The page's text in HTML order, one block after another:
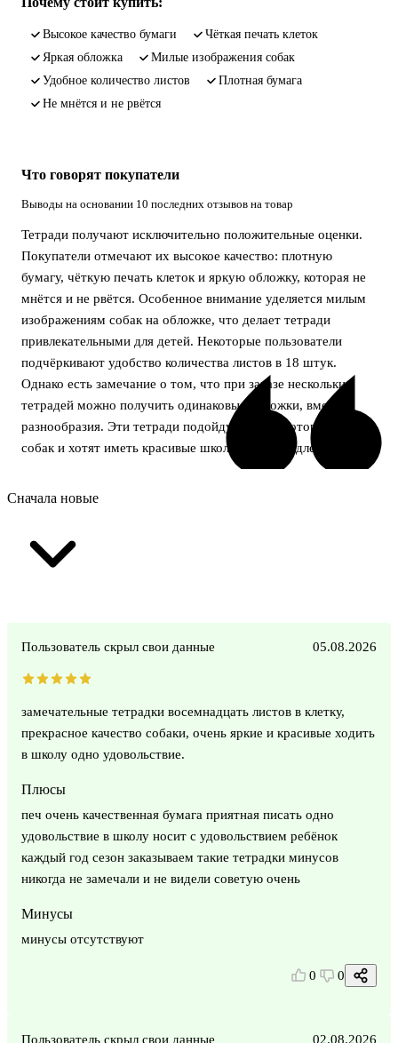
высокое качество бумаги
чёткая печать клеток
яркая обложка
милые изображения собак
удобное количество листов
плотная бумага
не мнётся и не рвётся
Что говорят покупатели
Выводы на основании 10 последних отзывов на товар
Тетради получают исключительно положительные оценки.
Покупатели отмечают их высокое качество: плотную
бумагу, чёткую печать клеток и яркую обложку, которая не
мнётся и не рвётся. Особенное внимание уделяется милым
изображениям собак на обложке, что делает тетради
привлекательными для детей. Некоторые пользователи
подчёркивают удобство количества листов в 18 штук.
Однако есть замечание о том, что при заказе нескольких
тетрадей можно получить одинаковые обложки, вместо
разнообразия. Эти тетради подойдут детям, которые любят
собак и хотят иметь красивые школьные принадлежности.
Сначала новые
Пользователь скрыл свои данные 05.08.2026
замечательные тетрадки восемнадцать листов в клетку,
прекрасное качество собаки, очень яркие и красивые ходить
в школу одно удовольствие.
Плюсы
печ очень качественная бумага приятная писать одно
удовольствие в школу носит с удовольствием ребёнок
каждый год сезон заказываем такие тетрадки минусов
никогда не замечали и не видели советую очень
Минусы
минусы отсутствуют
0 0
Пользователь скрыл свои данные 02.08.2026